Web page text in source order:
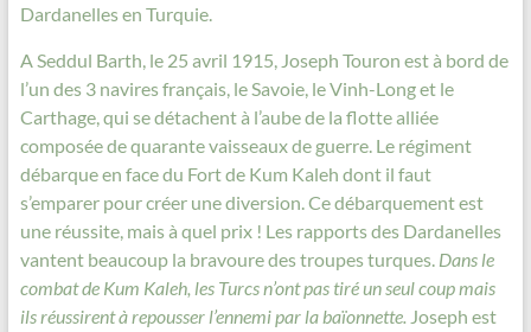
Dardanelles en Turquie.
A Seddul Barth, le 25 avril 1915, Joseph Touron est à bord de
l’un des 3 navires français, le Savoie, le Vinh-Long et le
Carthage, qui se détachent à l’aube de la flotte alliée
composée de quarante vaisseaux de guerre. Le régiment
débarque en face du Fort de Kum Kaleh dont il faut
s’emparer pour créer une diversion. Ce débarquement est
une réussite, mais à quel prix ! Les rapports des Dardanelles
vantent beaucoup la bravoure des troupes turques. Dans le
combat de Kum Kaleh, les Turcs n’ont pas tiré un seul coup mais
ils réussirent à repousser l’ennemi par la baïonnette. Joseph est